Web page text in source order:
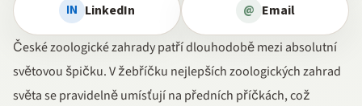
IN LinkedIn @ Email
České zoologické zahrady patří dlouhodobě mezi absolutní
světovou špičku. V žebříčku nejlepších zoologických zahrad
světa se pravidelně umísťují na předních příčkách, což